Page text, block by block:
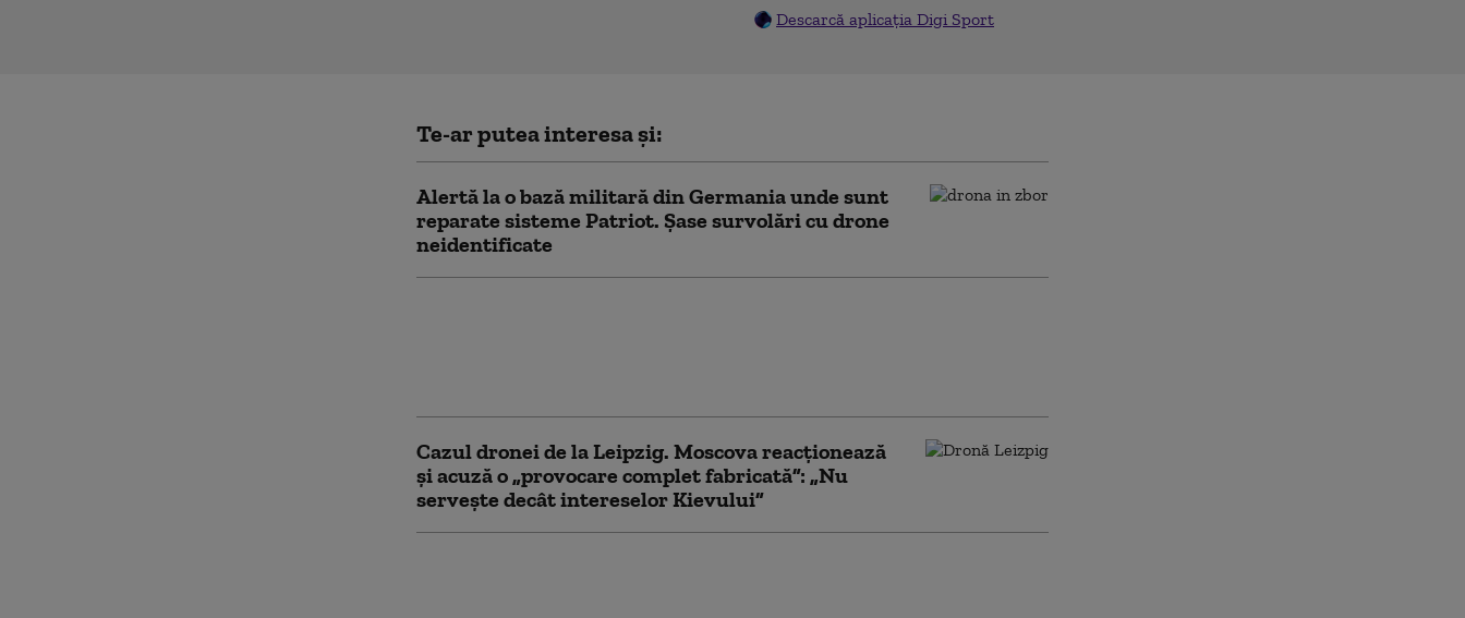
Descarcă aplicația Digi Sport
Te-ar putea interesa și:
Alertă la o bază militară din Germania unde sunt
reparate sisteme Patriot. Șase survolări cu drone
neidentificate
Cazul dronei de la Leipzig. Moscova reacționează
și acuză o „provocare complet fabricată”: „Nu
serveşte decât intereselor Kievului”